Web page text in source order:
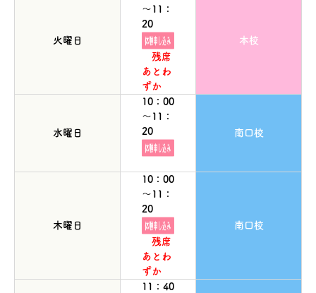
火曜日
～11：
20
残席
あとわ
ずか
本校
水曜日
10：00
～11：
20
南口校
木曜日
10：00
～11：
20
残席
あとわ
ずか
南口校
11：40